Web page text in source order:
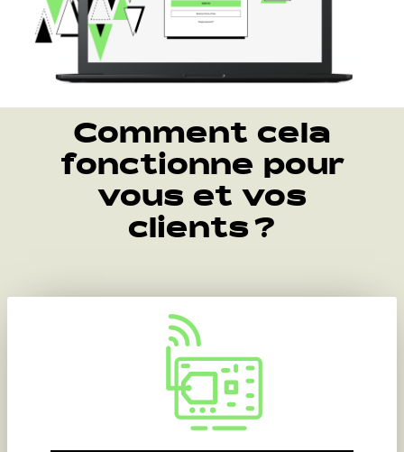
Comment cela
fonctionne pour
vous et vos
clients ?